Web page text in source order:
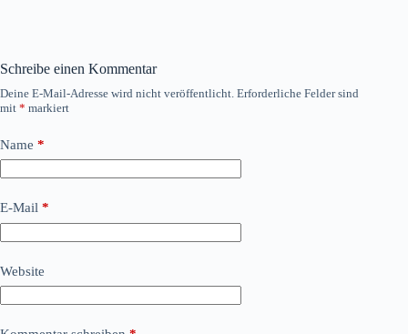
Schreibe einen Kommentar
Deine E-Mail-Adresse wird nicht veröffentlicht. Erforderliche Felder sind
mit * markiert
Name *
E-Mail *
Website